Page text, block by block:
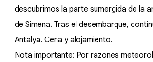
descubrimos la parte sumergida de la
de Simena. Tras el desembarque,
Antalya. Cena y alojamiento.
Nota importante: Por razones